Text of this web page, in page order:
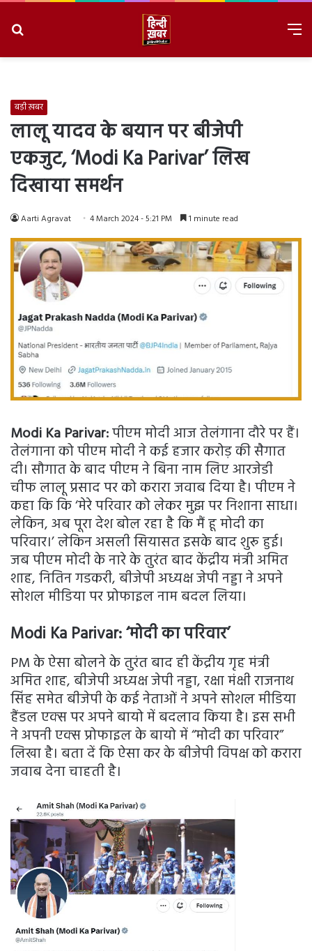
बड़ी ख़बर
लालू यादव के बयान पर बीजेपी
एकजुट, ‘Modi Ka Parivar’ लिख
दिखाया समर्थन
Aarti Agravat 4 March 2024 - 5:21 PM 1 minute read
Modi Ka Parivar:पीएम मोदी आज तेलंगाना दौरे पर हैं।
तेलंगाना को पीएम मोदी ने कई हजार करोड़ की सैगात
दी। सौगात के बाद पीएम ने बिना नाम लिए आरजेडी
चीफ लालू प्रसाद पर को करारा जवाब दिया है। पीएम ने
कहा कि कि ‘मेरे परिवार को लेकर मुझ पर निशाना साधा।
लेकिन, अब पूरा देश बोल रहा है कि मैं हू मोदी का
परिवार।’ लेकिन असली सियासत इसके बाद शुरू हुई।
जब पीएम मोदी के नारे के तुरंत बाद केंद्रीय मंत्री अमित
शाह, नितिन गडकरी, बीजेपी अध्यक्ष जेपी नड्डा ने अपने
सोशल मीडिया पर प्रोफाइल नाम बदल लिया।
Modi Ka Parivar:‘मोदी का परिवार’
PM के ऐसा बोलने के तुरंत बाद ही केंद्रीय गृह मंत्री
अमित शाह, बीजेपी अध्यक्ष जेपी नड्डा, रक्षा मंक्षी राजनाथ
सिंह समेत बीजेपी के कई नेताओं ने अपने सोशल मीडिया
हैंडल एक्स पर अपने बायो में बदलाव किया है। इस सभी
ने अपनी एक्स प्रोफाइल के बायो में “मोदी का परिवार”
लिखा है। बता दें कि ऐसा कर के बीजेपी विपक्ष को करारा
जवाब देना चाहती है।